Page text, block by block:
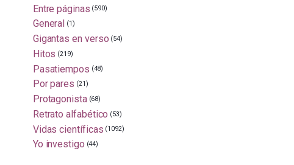
Entre páginas (590)
General (1)
Gigantas en verso (54)
Hitos (219)
Pasatiempos (48)
Por pares (21)
Protagonista (68)
Retrato alfabético (53)
Vidas científicas (1092)
Yo investigo (44)